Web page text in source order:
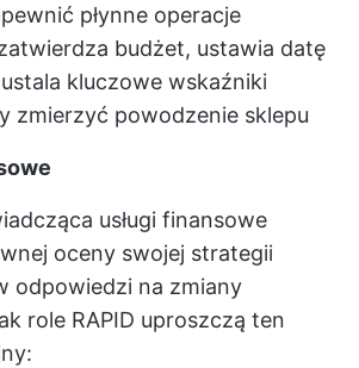
płynne operacje
budżet, ustawia datę
kluczowe wskaźniki
zmierzyć powodzenie sklepu
usługi finansowe
oceny swojej strategii
odpowiedzi na zmiany
role RAPID uproszczą ten